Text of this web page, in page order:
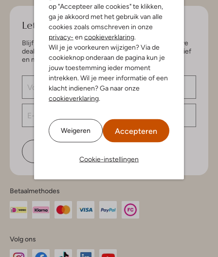
op "Accepteer alle cookies" te klikken,
ga je akkoord met het gebruik van alle
cookies zoals omschreven in onze
privacy- en cookieverklaring
Wil je je voorkeuren wijzigen? Via de
cookieknop onderaan de pagina kun je
jouw toestemming ieder moment
intrekken. Wil je meer informatie of een
klacht indienen? Ga naar onze
cookieverklaring
Weigeren Accepteren
Cookie-instellingen
Let's keep in touch!
Blijf op de hoogte van de nieuwste items en exclusieve
deals, speciaal voor jou. Schrijf je in voor de nieuwsbrief
en maak kans op € 150,- shoptegoed.
Betaalmethodes
Volg ons